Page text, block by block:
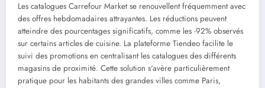
Les catalogues Carrefour Market se renouvellent fréquemment avec
des offres hebdomadaires attrayantes. Les réductions peuvent
atteindre des pourcentages significatifs, comme les -92% observés
sur certains articles de cuisine. La plateforme Tiendeo facilite le
suivi des promotions en centralisant les catalogues des différents
magasins de proximité. Cette solution s'avère particulièrement
pratique pour les habitants des grandes villes comme Paris,